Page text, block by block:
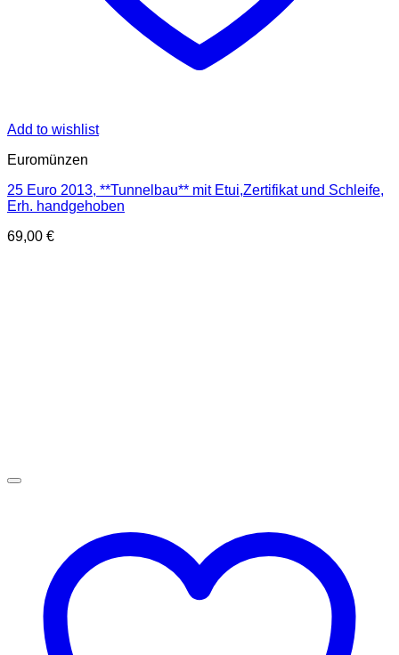
Add to wishlist
Euromünzen
25 Euro 2013, **Tunnelbau** mit Etui,Zertifikat und Schleife,
Erh. handgehoben
69,00 €